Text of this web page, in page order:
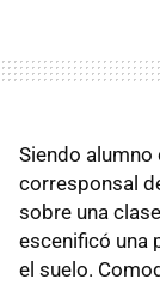
Siendo alumno
corresponsal
sobre una
escenificó una
el suelo.